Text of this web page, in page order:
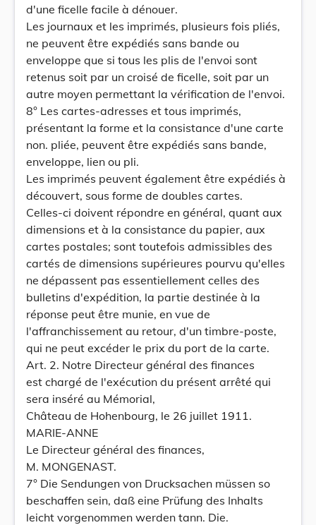
d'une ficelle facile à dénouer.
Les journaux et les imprimés, plusieurs fois pliés,
ne peuvent être expédiés sans bande ou
enveloppe que si tous les plis de l'envoi sont
retenus soit par un croisé de ficelle, soit par un
autre moyen permettant la vérification de l'envoi.
8° Les cartes-adresses et tous imprimés,
présentant la forme et la consistance d'une carte
non. pliée, peuvent être expédiés sans bande,
enveloppe, lien ou pli.
Les imprimés peuvent également être expédiés à
découvert, sous forme de doubles cartes.
Celles-ci doivent répondre en général, quant aux
dimensions et à la consistance du papier, aux
cartes postales; sont toutefois admissibles des
cartés de dimensions supérieures pourvu qu'elles
ne dépassent pas essentiellement celles des
bulletins d'expédition, la partie destinée à la
réponse peut être munie, en vue de
l'affranchissement au retour, d'un timbre-poste,
qui ne peut excéder le prix du port de la carte.
Art. 2. Notre Directeur général des finances
est chargé de l'exécution du présent arrêté qui
sera inséré au Mémorial,
Château de Hohenbourg, le 26 juillet 1911.
MARIE-ANNE
Le Directeur général des finances,
M. MONGENAST.
7° Die Sendungen von Drucksachen müssen so
beschaffen sein, daß eine Prüfung des Inhalts
leicht vorgenommen werden tann. Die.